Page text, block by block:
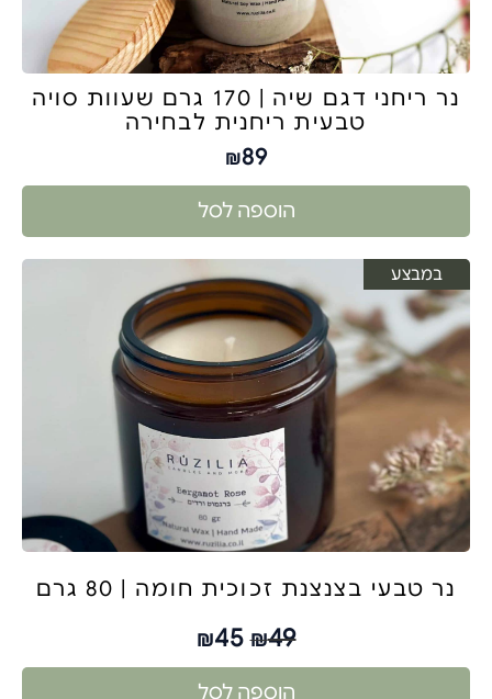
נר ריחני דגם שיה | 170 גרם שעוות סויה
טבעית ריחנית לבחירה
₪89
הוספה לסל
במבצע
נר טבעי בצנצנת זכוכית חומה | 80 גרם
₪49
₪45
הוספה לסל